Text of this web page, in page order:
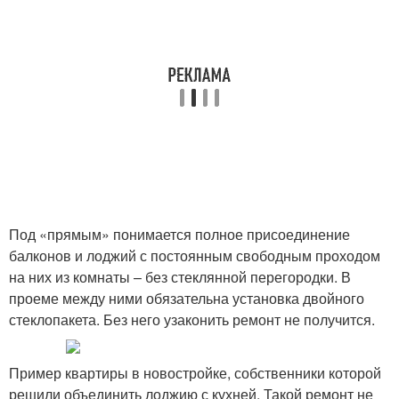
Под «прямым» понимается полное присоединение
балконов и лоджий с постоянным свободным проходом
на них из комнаты – без стеклянной перегородки. В
проеме между ними обязательна установка двойного
стеклопакета. Без него узаконить ремонт не получится.
Пример квартиры в новостройке, собственники которой
решили объединить лоджию с кухней. Такой ремонт не